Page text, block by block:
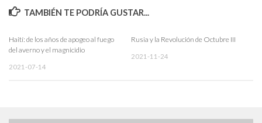
TAMBIÉN TE PODRÍA GUSTAR...
Haití: de los años de apogeo al fuego
del averno y el magnicidio
2021-07-14
Rusia y la Revolución de Octubre III
2021-11-24